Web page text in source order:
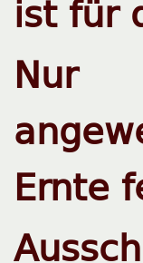
ist für
Nur
Ernte